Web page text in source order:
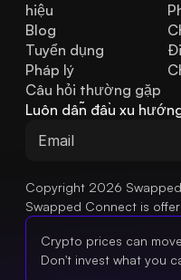
hiệu
Blog
Câu hỏi thường gặp
Pháp lý
Tuyển dụng
Luôn dẫn đầu xu
Copyright 2026
Swapped Connect is
Crypto prices can
Don't invest what you